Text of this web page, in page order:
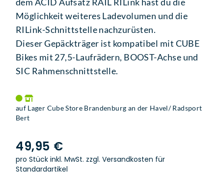
Möglichkeit weiteres Ladevolumen und die
RILink-Schnittstelle nachzurüsten.
Dieser Gepäckträger ist kompatibel mit CUBE
Bikes mit 27,5-Laufrädern, BOOST-Achse und
SIC Rahmenschnittstelle.
auf Lager Cube Store Brandenburg an der Havel/ Radsport
Bert
49,95 €
pro Stück inkl. MwSt. zzgl. Versandkosten für
Standardartikel